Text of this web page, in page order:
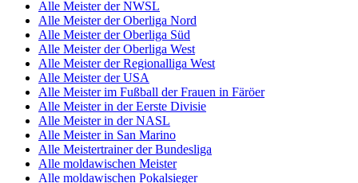
Alle Meister der NWSL
Alle Meister der Oberliga Nord
Alle Meister der Oberliga Süd
Alle Meister der Oberliga West
Alle Meister der Regionalliga West
Alle Meister der USA
Alle Meister im Fußball der Frauen in Färöer
Alle Meister in der Eerste Divisie
Alle Meister in der NASL
Alle Meister in San Marino
Alle Meistertrainer der Bundesliga
Alle moldawischen Meister
Alle moldawischen Pokalsieger